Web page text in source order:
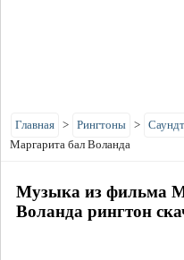
Главная > Рингтоны >
Маргарита бал Воланда
Музыка из фильма
Воланда рингтон